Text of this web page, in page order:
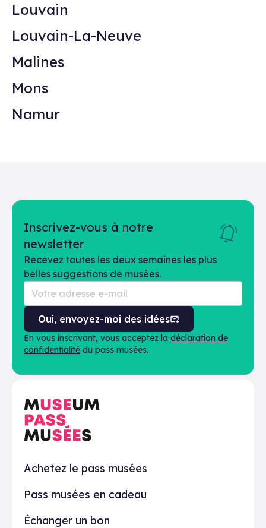
Louvain
Louvain-La-Neuve
Malines
Mons
Namur
En pratique
Achetez le pass musées
Pass musées en cadeau
Échanger un bon
Inscrivez-vous à notre
newsletter
Recevez toutes les deux semaines les plus
belles suggestions de musées.
Oui, envoyez-moi des idées
En vous inscrivant, vous acceptez la déclaration de
confidentialité du pass musées.